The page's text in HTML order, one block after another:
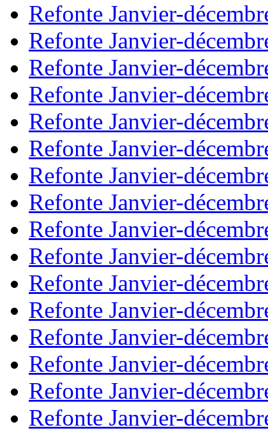
Refonte Janvier-
Refonte Janvier-
Refonte Janvier-
Refonte Janvier-
Refonte Janvier-
Refonte Janvier-
Refonte Janvier-
Refonte Janvier-
Refonte Janvier-
Refonte Janvier-
Refonte Janvier-
Refonte Janvier-
Refonte Janvier-
Refonte Janvier-
Refonte Janvier-
Refonte Janvier-